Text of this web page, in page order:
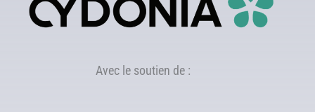
Avec le soutien de :